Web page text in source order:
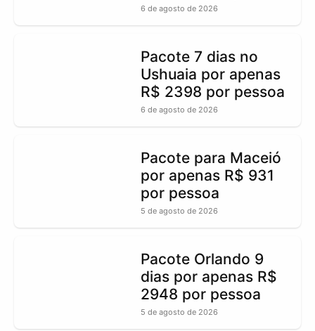
6 de agosto de 2026
Pacote 7 dias no
Ushuaia por apenas
R$ 2398 por pessoa
6 de agosto de 2026
Pacote para Maceió
por apenas R$ 931
por pessoa
5 de agosto de 2026
Pacote Orlando 9
dias por apenas R$
2948 por pessoa
5 de agosto de 2026